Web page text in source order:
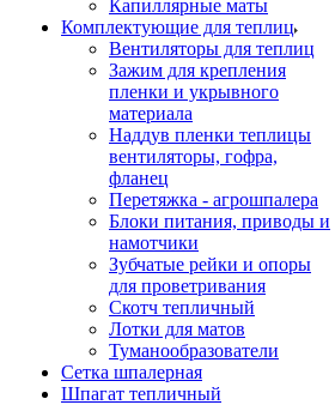
Капиллярные маты
Комплектующие для теплиц
Вентиляторы для теплиц
Зажим для крепления
пленки и укрывного
материала
Наддув пленки теплицы
вентиляторы, гофра,
фланец
Перетяжка - агрошпалера
Блоки питания, приводы и
намотчики
Зубчатые рейки и опоры
для проветривания
Скотч тепличный
Лотки для матов
Туманообразователи
Сетка шпалерная
Шпагат тепличный